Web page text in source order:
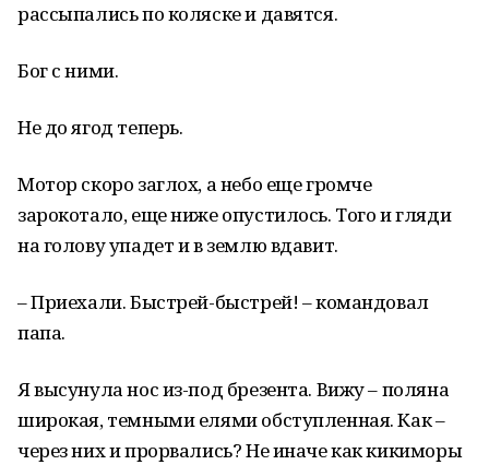
рассыпались по коляске и давятся.
Бог с ними.
Не до ягод теперь.
Мотор скоро заглох, а небо еще громче
зарокотало, еще ниже опустилось. Того и гляди
на голову упадет и в землю вдавит.
– Приехали. Быстрей-быстрей! – командовал
папа.
Я высунула нос из-под брезента. Вижу – поляна
широкая, темными елями обступленная. Как –
через них и прорвались? Не иначе как кикиморы